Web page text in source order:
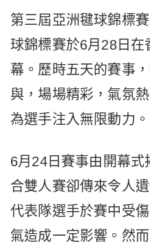
第三屆亞洲毽球錦標
球錦標賽於6月28日
幕。歷時五天的賽事
與，場場精彩，氣氛
為選手注入無限動力。
6月24日賽事由開幕
合雙人賽卻傳來令人
代表隊選手於賽中受
氣造成一定影響。然